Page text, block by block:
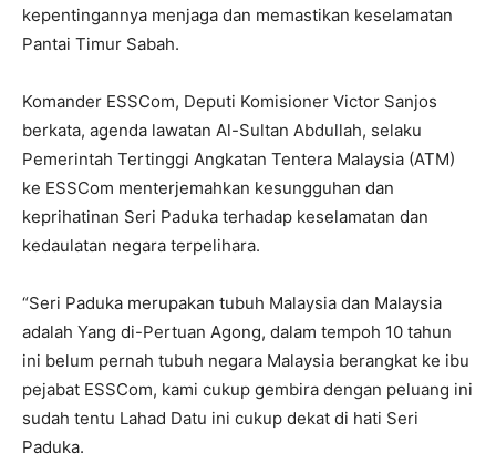
kepentingannya menjaga dan memastikan keselamatan
Pantai Timur Sabah.
Komander ESSCom, Deputi Komisioner Victor Sanjos
berkata, agenda lawatan Al-Sultan Abdullah, selaku
Pemerintah Tertinggi Angkatan Tentera Malaysia (ATM)
ke ESSCom menterjemahkan kesungguhan dan
keprihatinan Seri Paduka terhadap keselamatan dan
kedaulatan negara terpelihara.
“Seri Paduka merupakan tubuh Malaysia dan Malaysia
adalah Yang di-Pertuan Agong, dalam tempoh 10 tahun
ini belum pernah tubuh negara Malaysia berangkat ke ibu
pejabat ESSCom, kami cukup gembira dengan peluang ini
sudah tentu Lahad Datu ini cukup dekat di hati Seri
Paduka.